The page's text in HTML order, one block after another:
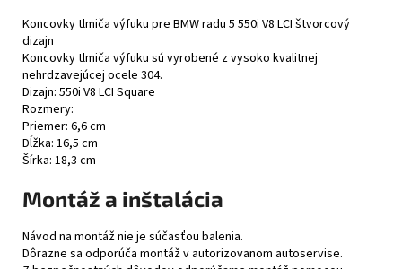
Koncovky tlmiča výfuku pre BMW radu 5 550i V8 LCI štvorcový
dizajn
Koncovky tlmiča výfuku sú vyrobené z vysoko kvalitnej
nehrdzavejúcej ocele 304.
Dizajn: 550i V8 LCI Square
Rozmery:
Priemer: 6,6 cm
Dĺžka: 16,5 cm
Šírka: 18,3 cm
Montáž a inštalácia
Návod na montáž nie je súčasťou balenia.
Dôrazne sa odporúča montáž v autorizovanom autoservise.